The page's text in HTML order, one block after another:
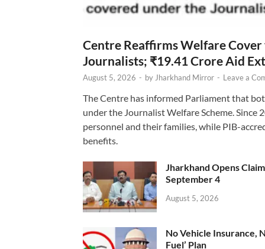
Centre Reaffirms Welfare
Journalists; ₹19.41 Crore Aid
August 5, 2026 - byJharkhand Mirror - Leave a
The Centre has informed Parliament that
under the Journalist Welfare Scheme. Since
personnel and their families, while PIB-
benefits.
Jharkhand Opens
September 4
August 5, 2026
No Vehicle Insurance,
Fuel’ Plan